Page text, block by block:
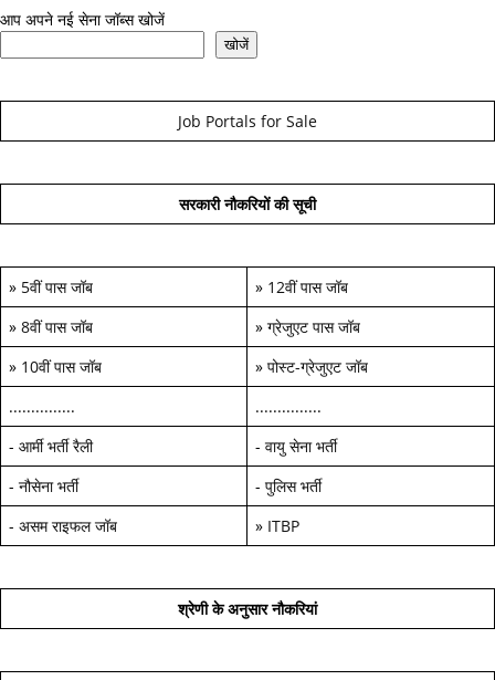
आप अपने नई सेना जॉब्स खोजें
खोजें
Job Portals for Sale
सरकारी नौकरियों की सूची
» 5वीं पास जॉब » 12वीं पास जॉब
» 8वीं पास जॉब » ग्रेजुएट पास जॉब
» 10वीं पास जॉब » पोस्ट-ग्रेजुएट जॉब
...............
...............
- आर्मी भर्ती रैली - वायु सेना भर्ती
- नौसेना भर्ती - पुलिस भर्ती
- असम राइफल जॉब » ITBP
श्रेणी के अनुसार नौकरियां